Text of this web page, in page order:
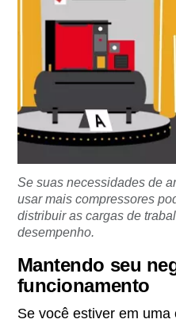
Se suas necessidades de
usar mais compressores
distribuir as cargas de
desempenho.
Mantendo seu
funcionamento
Se você estiver em uma